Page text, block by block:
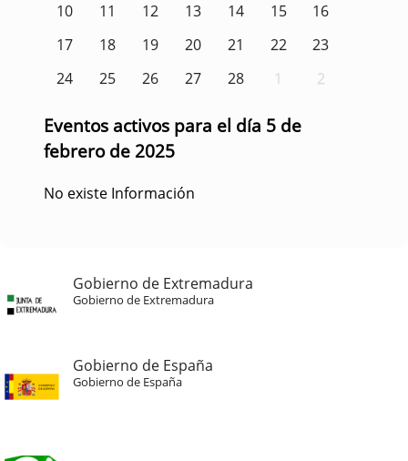
10
11 12 13 14 15
16
17
18 19 20 21 22
23
24
25 26 27 28 1 2
Eventos activos para el día 5 de
febrero de 2025
No existe Información
Gobierno de Extremadura
Gobierno de Extremadura
Gobierno de España
Gobierno de España